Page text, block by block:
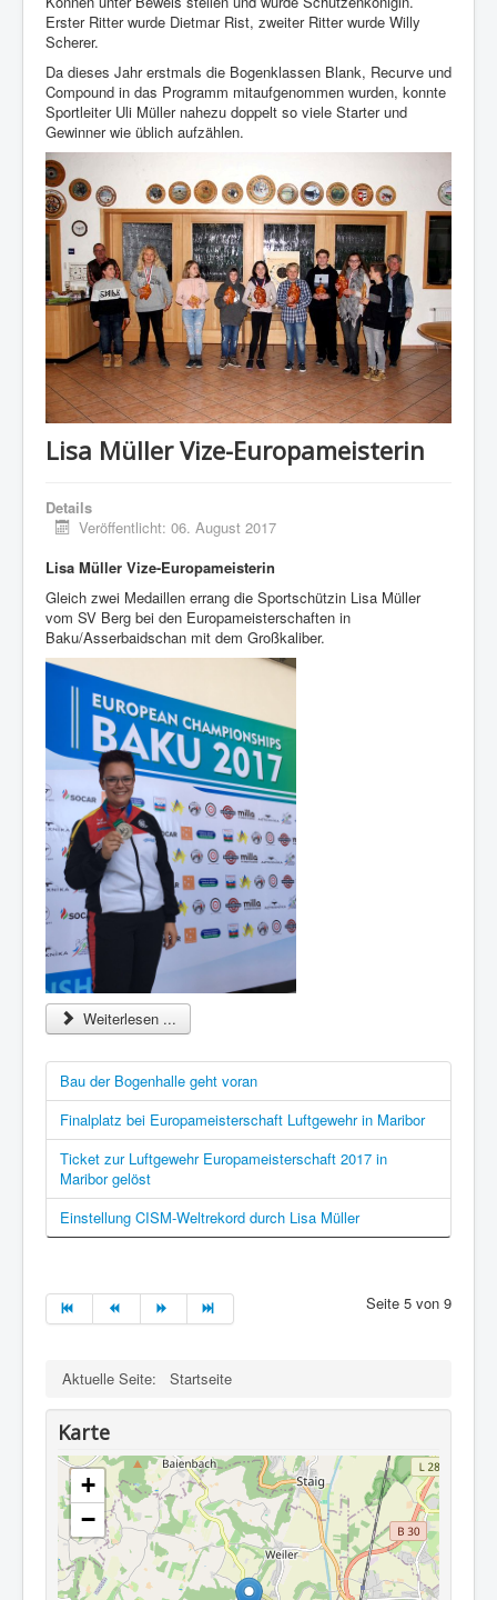
Erster Ritter wurde Dietmar Rist, zweiter Ritter wurde Willy
Scherer.
Da dieses Jahr erstmals die Bogenklassen Blank, Recurve und
Compound in das Programm mitaufgenommen wurden, konnte
Sportleiter Uli Müller nahezu doppelt so viele Starter und
Gewinner wie üblich aufzählen.
Lisa Müller Vize-Europameisterin
Details
Veröffentlicht: 06. August 2017
Lisa Müller Vize-Europameisterin
Gleich zwei Medaillen errang die Sportschützin Lisa Müller
vom SV Berg bei den Europameisterschaften in
Baku/Asserbaidschan mit dem Großkaliber.
Weiterlesen ...
Bau der Bogenhalle geht voran
Finalplatz bei Europameisterschaft Luftgewehr in Maribor
Ticket zur Luftgewehr Europameisterschaft 2017 in
Maribor gelöst
Einstellung CISM-Weltrekord durch Lisa Müller
Seite 5 von 9
Aktuelle Seite: Startseite
Karte
+
−